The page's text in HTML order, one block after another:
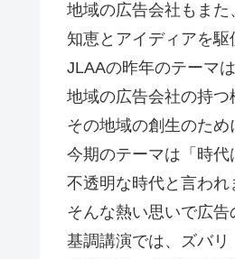
地域の広告会社もまた
知恵とアイディアを駆
JLAAの昨年のテーマ
地域の広告会社の持つ
その地域の創生のため
今期のテーマは「時代
不透明な時代と言われ
そんな熱い思いで広告
基調講演では、ズバリ